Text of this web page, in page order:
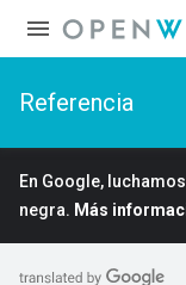
Referencia
En Google,
negra. Más